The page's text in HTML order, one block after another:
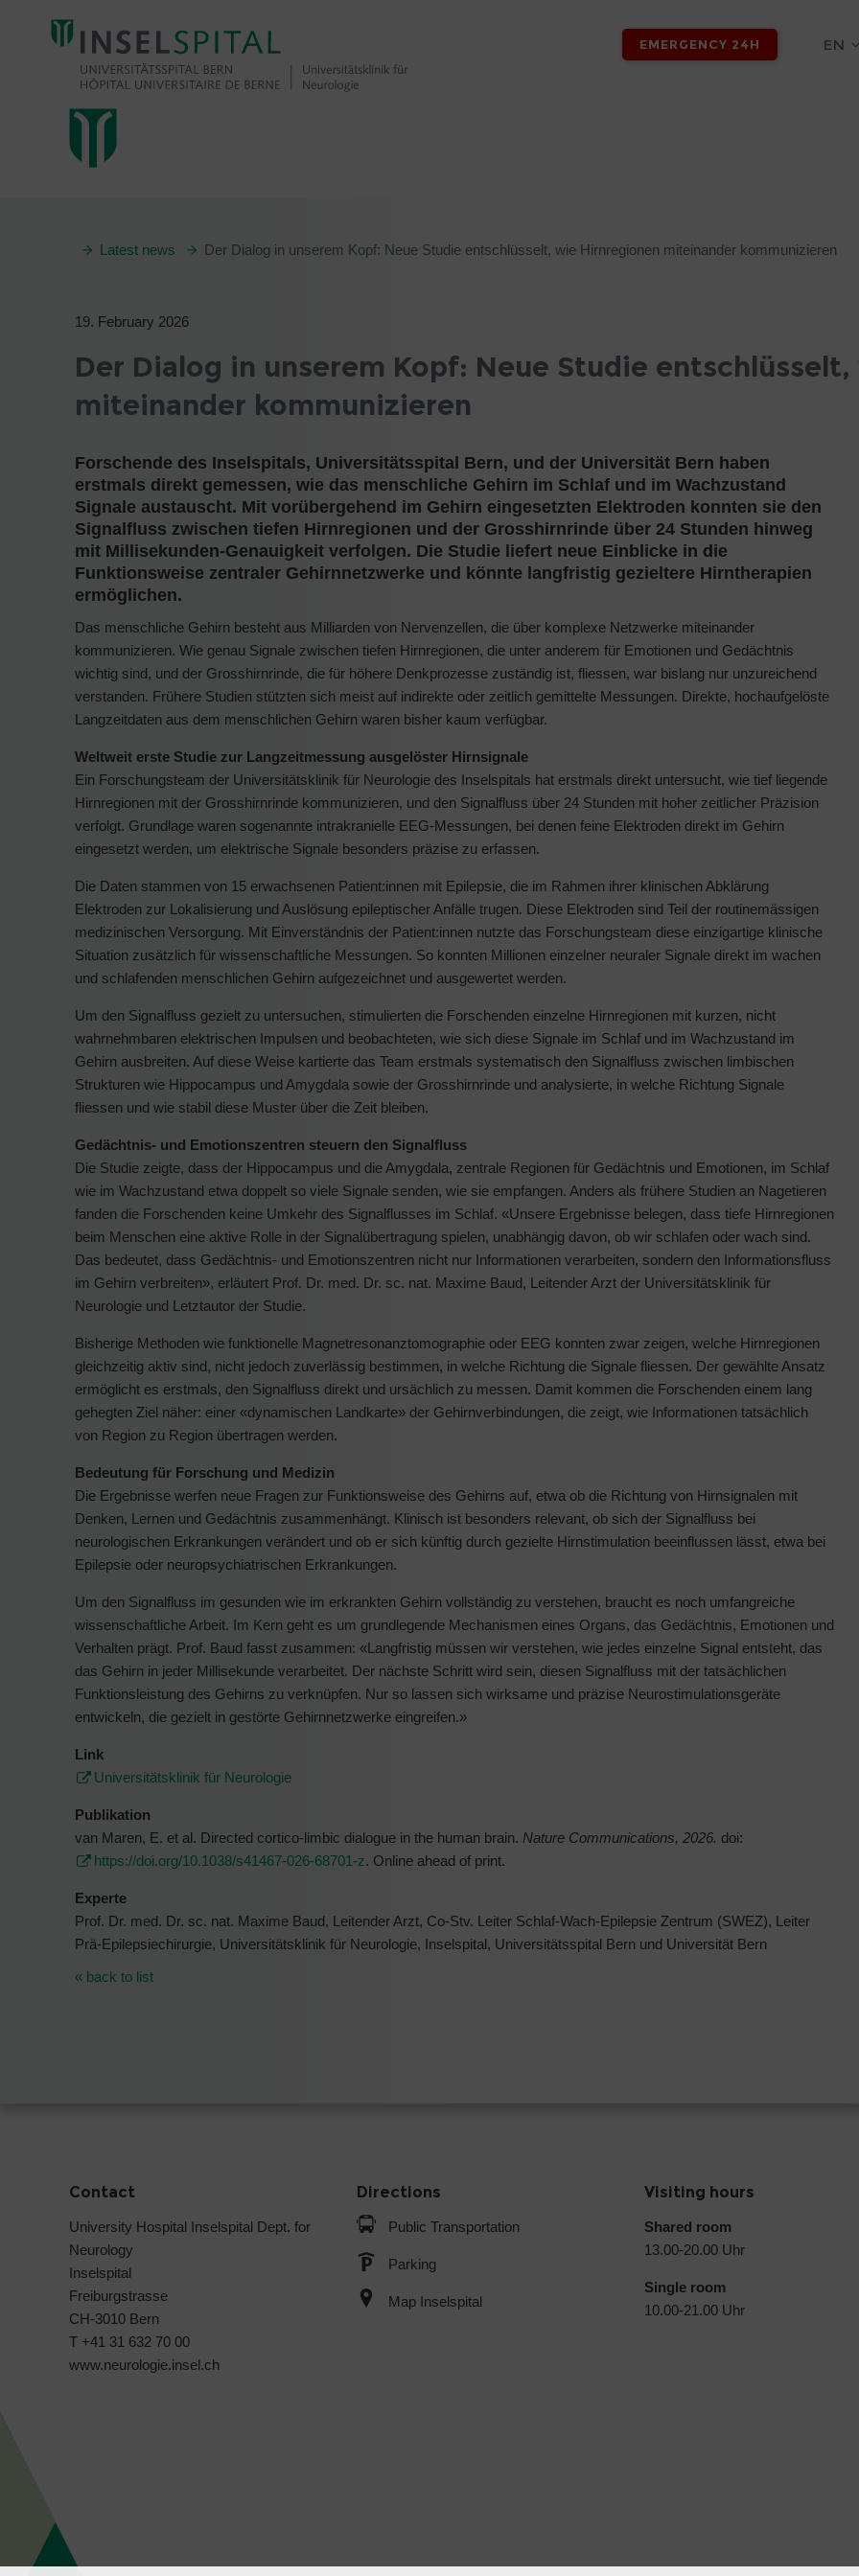
EMERGENCY 24H EN
Latest news Der Dialog in unserem Kopf: Neue Studie entschlüsselt, wie Hirnregionen miteinander kommunizieren
19. February 2026
Der Dialog in unserem Kopf: Neue Studie
miteinander kommunizieren
Forschende des Inselspitals, Universitätsspital Bern, und der Universität Bern haben
erstmals direkt gemessen, wie das menschliche Gehirn im Schlaf und im Wachzustand
Signale austauscht. Mit vorübergehend im Gehirn eingesetzten Elektroden konnten sie den
Signalfluss zwischen tiefen Hirnregionen und der Grosshirnrinde über 24 Stunden hinweg
mit Millisekunden-Genauigkeit verfolgen. Die Studie liefert neue Einblicke in die
Funktionsweise zentraler Gehirnnetzwerke und könnte langfristig gezieltere Hirntherapien
ermöglichen.
Das menschliche Gehirn besteht aus Milliarden von Nervenzellen, die über komplexe Netzwerke miteinander
kommunizieren. Wie genau Signale zwischen tiefen Hirnregionen, die unter anderem für Emotionen und Gedächtnis
wichtig sind, und der Grosshirnrinde, die für höhere Denkprozesse zuständig ist, fliessen, war bislang nur unzureichend
verstanden. Frühere Studien stützten sich meist auf indirekte oder zeitlich gemittelte Messungen. Direkte, hochaufgelöste
Langzeitdaten aus dem menschlichen Gehirn waren bisher kaum verfügbar.
Weltweit erste Studie zur Langzeitmessung ausgelöster Hirnsignale
Ein Forschungsteam der Universitätsklinik für Neurologie des Inselspitals hat erstmals direkt untersucht, wie tief liegende
Hirnregionen mit der Grosshirnrinde kommunizieren, und den Signalfluss über 24 Stunden mit hoher zeitlicher Präzision
verfolgt. Grundlage waren sogenannte intrakranielle EEG-Messungen, bei denen feine Elektroden direkt im Gehirn
eingesetzt werden, um elektrische Signale besonders präzise zu erfassen.
Die Daten stammen von 15 erwachsenen Patient:innen mit Epilepsie, die im Rahmen ihrer klinischen Abklärung
Elektroden zur Lokalisierung und Auslösung epileptischer Anfälle trugen. Diese Elektroden sind Teil der routinemässigen
medizinischen Versorgung. Mit Einverständnis der Patient:innen nutzte das Forschungsteam diese einzigartige klinische
Situation zusätzlich für wissenschaftliche Messungen. So konnten Millionen einzelner neuraler Signale direkt im wachen
und schlafenden menschlichen Gehirn aufgezeichnet und ausgewertet werden.
Um den Signalfluss gezielt zu untersuchen, stimulierten die Forschenden einzelne Hirnregionen mit kurzen, nicht
wahrnehmbaren elektrischen Impulsen und beobachteten, wie sich diese Signale im Schlaf und im Wachzustand im
Gehirn ausbreiten. Auf diese Weise kartierte das Team erstmals systematisch den Signalfluss zwischen limbischen
Strukturen wie Hippocampus und Amygdala sowie der Grosshirnrinde und analysierte, in welche Richtung Signale
fliessen und wie stabil diese Muster über die Zeit bleiben.
Gedächtnis- und Emotionszentren steuern den Signalfluss
Die Studie zeigte, dass der Hippocampus und die Amygdala, zentrale Regionen für Gedächtnis und Emotionen, im Schlaf
wie im Wachzustand etwa doppelt so viele Signale senden, wie sie empfangen. Anders als frühere Studien an Nagetieren
fanden die Forschenden keine Umkehr des Signalflusses im Schlaf. «Unsere Ergebnisse belegen, dass tiefe Hirnregionen
beim Menschen eine aktive Rolle in der Signalübertragung spielen, unabhängig davon, ob wir schlafen oder wach sind.
Das bedeutet, dass Gedächtnis- und Emotionszentren nicht nur Informationen verarbeiten, sondern den Informationsfluss
im Gehirn verbreiten», erläutert Prof. Dr. med. Dr. sc. nat. Maxime Baud, Leitender Arzt der Universitätsklinik für
Neurologie und Letztautor der Studie.
Bisherige Methoden wie funktionelle Magnetresonanztomographie oder EEG konnten zwar zeigen, welche Hirnregionen
gleichzeitig aktiv sind, nicht jedoch zuverlässig bestimmen, in welche Richtung die Signale fliessen. Der gewählte Ansatz
ermöglicht es erstmals, den Signalfluss direkt und ursächlich zu messen. Damit kommen die Forschenden einem lang
gehegten Ziel näher: einer «dynamischen Landkarte» der Gehirnverbindungen, die zeigt, wie Informationen tatsächlich
von Region zu Region übertragen werden.
Bedeutung für Forschung und Medizin
Die Ergebnisse werfen neue Fragen zur Funktionsweise des Gehirns auf, etwa ob die Richtung von Hirnsignalen mit
Denken, Lernen und Gedächtnis zusammenhängt. Klinisch ist besonders relevant, ob sich der Signalfluss bei
neurologischen Erkrankungen verändert und ob er sich künftig durch gezielte Hirnstimulation beeinflussen lässt, etwa bei
Epilepsie oder neuropsychiatrischen Erkrankungen.
Um den Signalfluss im gesunden wie im erkrankten Gehirn vollständig zu verstehen, braucht es noch umfangreiche
wissenschaftliche Arbeit. Im Kern geht es um grundlegende Mechanismen eines Organs, das Gedächtnis, Emotionen und
Verhalten prägt. Prof. Baud fasst zusammen: «Langfristig müssen wir verstehen, wie jedes einzelne Signal entsteht, das
das Gehirn in jeder Millisekunde verarbeitet. Der nächste Schritt wird sein, diesen Signalfluss mit der tatsächlichen
Funktionsleistung des Gehirns zu verknüpfen. Nur so lassen sich wirksame und präzise Neurostimulationsgeräte
entwickeln, die gezielt in gestörte Gehirnnetzwerke eingreifen.»
Link
Universitätsklinik für Neurologie
Publikation
van Maren, E. et al. Directed cortico-limbic dialogue in the human brain. Nature Communications, 2026. doi:
https://doi.org/10.1038/s41467-026-68701-z. Online ahead of print.
Experte
Prof. Dr. med. Dr. sc. nat. Maxime Baud, Leitender Arzt, Co-Stv. Leiter Schlaf-Wach-Epilepsie Zentrum (SWEZ), Leiter
Prä-Epilepsiechirurgie, Universitätsklinik für Neurologie, Inselspital, Universitätsspital Bern und Universität Bern
« back to list
Contact
University Hospital Inselspital Dept. for
Neurology
Inselspital
Freiburgstrasse
CH-3010 Bern
T +41 31 632 70 00
www.neurologie.insel.ch
Directions
Public Transportation
Parking
Map Inselspital
Visiting hours
Shared room
13.00-20.00 Uhr
Single room
10.00-21.00 Uhr